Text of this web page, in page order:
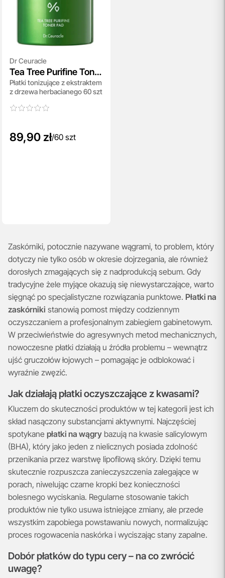
Dr Ceuracle
Tea Tree Purifine Toner
Pad
Płatki tonizujące z ekstraktem
z drzewa herbacianego 60 szt
89,90 zł/60 szt
Zaskórniki, potocznie nazywane wągrami, to problem, który
dotyczy nie tylko osób w okresie dojrzegania, ale również
dorosłych zmagających się z nadprodukcją sebum. Gdy
tradycyjne żele myjące okazują się niewystarczające, warto
sięgnąć po specjalistyczne rozwiązania punktowe. Płatki na
zaskórniki stanowią pomost między codziennym
oczyszczaniem a profesjonalnym zabiegiem gabinetowym.
W przeciwieństwie do agresywnych metod mechanicznych,
nowoczesne płatki działają u źródła problemu – wewnątrz
ujść gruczołów łojowych – pomagając je odblokować i
wyraźnie zwęzić.
Jak działają płatki oczyszczające z kwasami?
Kluczem do skuteczności produktów w tej kategorii jest ich
skład nasączony substancjami aktywnymi. Najczęściej
spotykane płatki na wągry bazują na kwasie salicylowym
(BHA), który jako jeden z nielicznych posiada zdolność
przenikania przez warstwę lipofilową skóry. Dzięki temu
skutecznie rozpuszcza zanieczyszczenia zalegające w
porach, niwelując czarne kropki bez konieczności
bolesnego wyciskania. Regularne stosowanie takich
produktów nie tylko usuwa istniejące zmiany, ale przede
wszystkim zapobiega powstawaniu nowych, normalizując
proces rogowacenia naskórka i wyciszając stany zapalne.
Dobór płatków do typu cery – na co zwrócić
uwagę?